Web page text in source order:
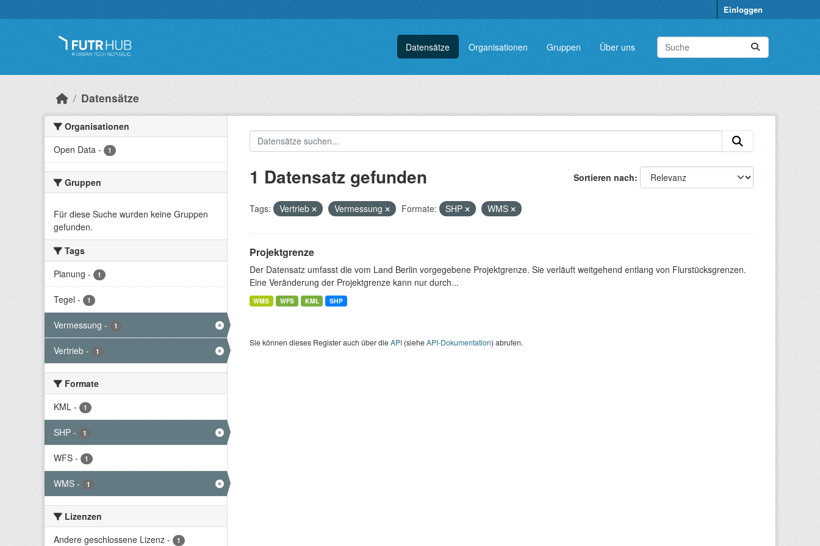
Einloggen
Datensätze Organisationen Gruppen Über uns
Datensätze
Organisationen
Open Data - 1
Gruppen
Für diese Suche wurden keine Gruppen
gefunden.
Tags
Planung - 1
Tegel - 1
Vermessung - 1
Vertrieb - 1
Formate
KML - 1
SHP - 1
WFS - 1
WMS - 1
Lizenzen
Andere geschlossene Lizenz - 1
Sortieren nach
1 Datensatz gefunden
Tags: Vertrieb Vermessung Formate: SHP WMS
Projektgrenze
Der Datensatz umfasst die vom Land Berlin vorgegebene Projektgrenze. Sie verläuft weitgehend entlang von Flurstücksgrenzen.
Eine Veränderung der Projektgrenze kann nur durch...
WMS WFS KML SHP
Sie können dieses Register auch über dieAPI(sieheAPI-Dokumentation) abrufen.